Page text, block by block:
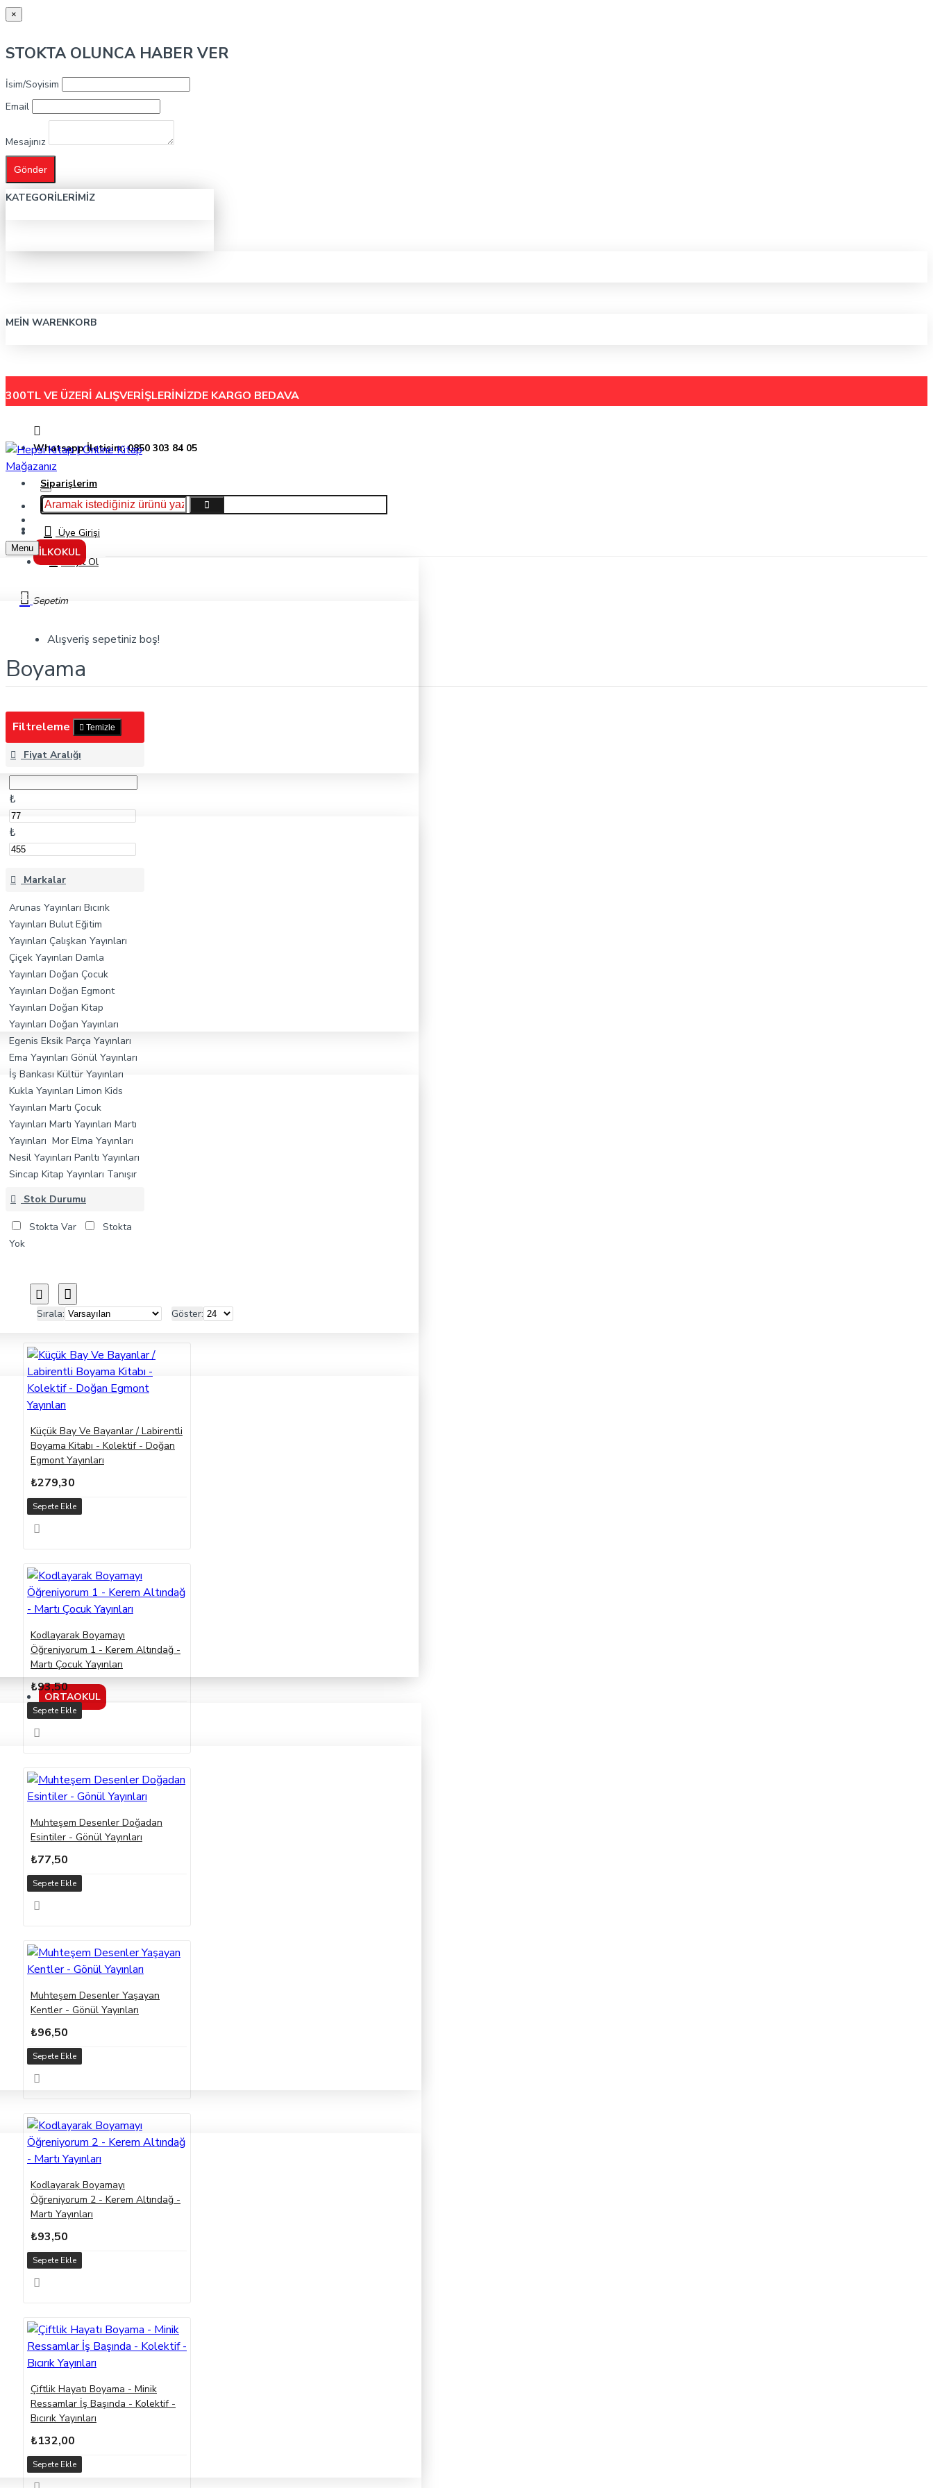
×
STOKTA OLUNCA HABER VER
İsim/Soyisim
Email
Mesajınız
Gönder
KATEGORILERIMIZ
MEIN WARENKORB
300TL VE ÜZERİ ALIŞVERİŞLERİNİZDE KARGO BEDAVA
Whatsapp İletişim: 0850 303 84 05
Siparişlerim
Hakkımızda
İletişimÜye Girişi
Kayıt Ol
Sepetim
Alışveriş sepetiniz boş!
İLKOKUL
ORTAOKUL
Menu
Kültür
Boyama
Filtreleme Temizle
Fiyat Aralığı
₺
₺
Markalar
Arunas Yayınları Bıcırık
Yayınları Bulut Eğitim
Yayınları Çalışkan Yayınları
Çiçek Yayınları Damla
Yayınları Doğan Çocuk
Yayınları Doğan Egmont
Yayınları Doğan Kitap
Yayınları Doğan Yayınları
Egenis Eksik Parça Yayınları
Ema Yayınları Gönül Yayınları
İş Bankası Kültür Yayınları
Kukla Yayınları Limon Kids
Yayınları Martı Çocuk
Yayınları Martı Yayınları Martı
Yayınları Mor Elma Yayınları
Nesil Yayınları Parıltı Yayınları
Sincap Kitap Yayınları Tanışır
Yayınları Timaş Yayınları
Kitap Yayınları
Stok Durumu
Stokta Var
Stokta
Yok
Sırala: Göster:
Küçük Bay Ve Bayanlar / Labirentli
Boyama Kitabı - Kolektif - Doğan
Egmont Yayınları
₺279,30
Sepete Ekle
Kodlayarak Boyamayı
Öğreniyorum 1 - Kerem Altındağ -
Martı Çocuk Yayınları
₺93,50
Sepete Ekle
Muhteşem Desenler Doğadan
Esintiler - Gönül Yayınları
₺77,50
Sepete Ekle
Muhteşem Desenler Yaşayan
Kentler - Gönül Yayınları
₺96,50
Sepete Ekle
Kodlayarak Boyamayı
Öğreniyorum 2 - Kerem Altındağ -
Martı Yayınları
₺93,50
Sepete Ekle
Çiftlik Hayatı Boyama - Minik
Ressamlar İş Başında - Kolektif -
Bıcırık Yayınları
₺132,00
Sepete Ekle